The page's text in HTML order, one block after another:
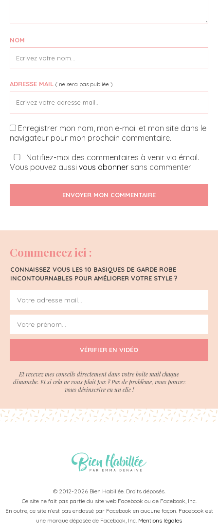
NOM
ADRESSE MAIL ( ne sera pas publiée )
Enregistrer mon nom, mon e-mail et mon site dans le
navigateur pour mon prochain commentaire.
Notifiez-moi des commentaires à venir via émail.
Vous pouvez aussi vous abonner sans commenter.
ENVOYER MON COMMENTAIRE
Commencez ici :
CONNAISSEZ VOUS LES 10 BASIQUES DE GARDE ROBE
INCONTOURNABLES POUR AMÉLIORER VOTRE STYLE ?
VÉRIFIER EN VIDÉO
Et recevez mes conseils directement dans votre boite mail chaque
dimanche. Et si cela ne vous plait pas ? Pas de problème, vous pouvez
vous désinscrire en un clic !
© 2012-2026 Bien Habillée. Droits déposés.
Ce site ne fait pas partie du site web Facebook ou de Facebook, Inc.
En outre, ce site n’est pas endossé par Facebook en aucune façon. Facebook est
une marque déposée de Facebook, Inc. Mentions légales